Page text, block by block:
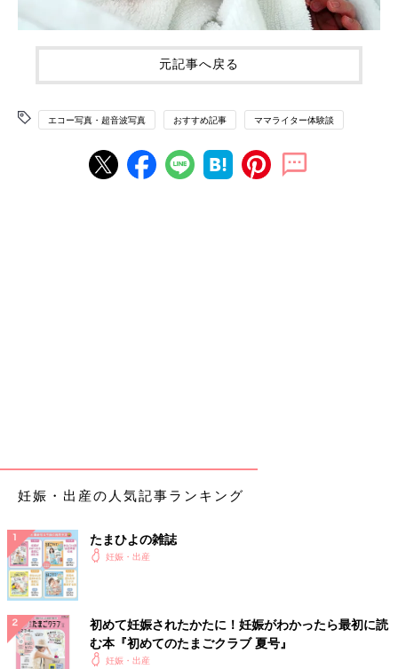
元記事へ戻る
エコー写真・超音波写真 おすすめ記事 ママライター体験談
妊娠・出産の人気記事ランキング
たまひよの雑誌
妊娠・出産
初めて妊娠されたかたに！妊娠がわかったら最初に読
む本『初めてのたまごクラブ 夏号』
妊娠・出産